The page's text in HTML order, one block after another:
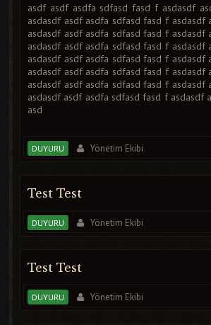
asdf asdf asdfa sdfasd fasd f asdasdf
asdasdf asdf asdfa sdfasd fasd f
asdasdf asdf asdfa sdfasd fasd f
asdasdf asdf asdfa sdfasd fasd f
asdasdf asdf asdfa sdfasd fasd f
asdasdf asdf asdfa sdfasd fasd f
asdasdf asdf asdfa sdfasd fasd f
asdasdf asdf asdfa sdfasd fasd f
asd
DUYURU Yönetim Ekibi
Test Test
DUYURU Yönetim Ekibi
Test Test
DUYURU Yönetim Ekibi